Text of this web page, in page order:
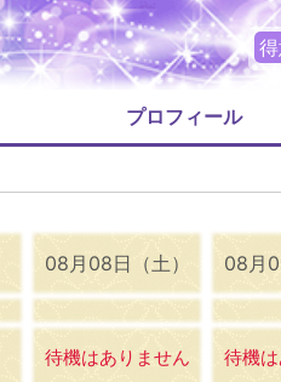
プロフィール
08月08日（土）
待機はありません
08月
待機